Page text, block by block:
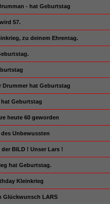
- hat Geburtstag
57.
zu deinem Ehrentag.
Drummer hat Geburtstag
hat Geburtstag
heute 60 geworden
des Unbewussten
BILD ! Unser Lars !
hat Geburtstag.
Kleinkrieg
Glückwunsch LARS